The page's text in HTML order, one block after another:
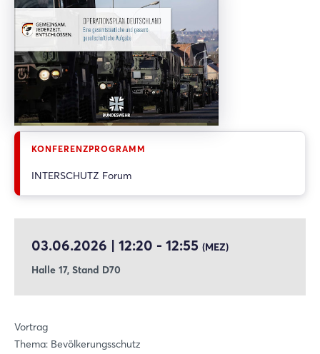
Bedrohungen gegen die Verlegung, gegen den Staat, die
Wirtschaft und Zivilgesellschaft zu erwarten sein - die bereits
heute wirken und erheblichen Einfluss haben. Wir müssen uns
im Rahmen der Gesamtverteidigung sowohl militärisch als auch
zivil auf diese Lage vorbereiten. Voraussetzung hierfür ist die
Resilienz von Staat, Wirtschaft und Gesellschaft -
Gesamtverteidigung ist eine gesamtstaatliche und
gesamtgesellschaftliche Aufgabe.
KONFERENZPROGRAMM
INTERSCHUTZ Forum
03.06.2026 | 12:20 - 12:55 (MEZ)
Halle 17, Stand D70
Vortrag
Thema: Bevölkerungsschutz